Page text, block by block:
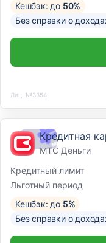
Кешбэк: до 50%
Без справки о
Лиц. №3354
Кредитная
МТС Деньги
Кредитный лимит
Льготный период
Кешбэк: до 5%
Без справки о